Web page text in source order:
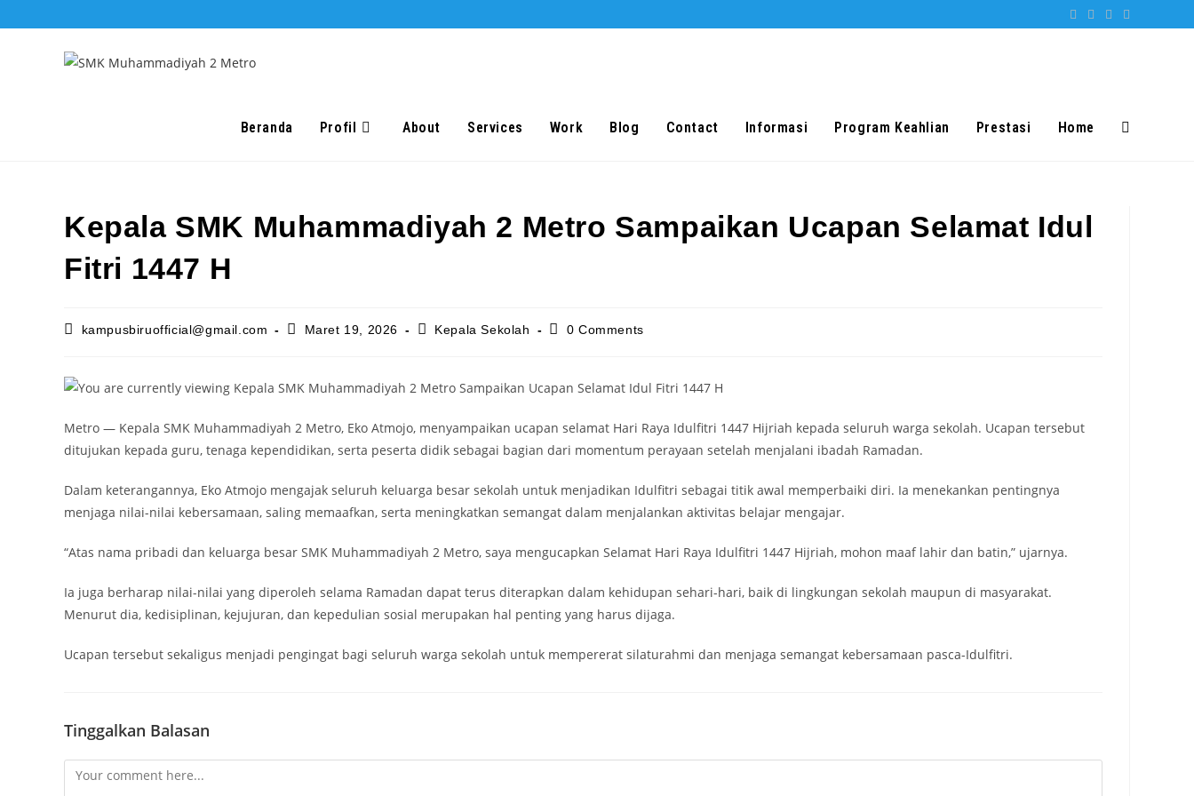
to
Beranda Profil About Services Work Blog Contact Informasi Program Keahlian Prestasi Home
Kepala SMK Muhammadiyah 2 Metro Sampaikan Ucapan Selamat Idul
Fitri 1447 H
Postkampusbiruofficial@gmail.com
PostMaret 19, 2026
PostKepala Sekolah
Post0 Comments
Metro — Kepala SMK Muhammadiyah 2 Metro, Eko Atmojo, menyampaikan ucapan selamat Hari Raya Idulfitri 1447 Hijriah kepada seluruh warga sekolah. Ucapan tersebut
ditujukan kepada guru, tenaga kependidikan, serta peserta didik sebagai bagian dari momentum perayaan setelah menjalani ibadah Ramadan.
Dalam keterangannya, Eko Atmojo mengajak seluruh keluarga besar sekolah untuk menjadikan Idulfitri sebagai titik awal memperbaiki diri. Ia menekankan pentingnya
menjaga nilai-nilai kebersamaan, saling memaafkan, serta meningkatkan semangat dalam menjalankan aktivitas belajar mengajar.
“Atas nama pribadi dan keluarga besar SMK Muhammadiyah 2 Metro, saya mengucapkan Selamat Hari Raya Idulfitri 1447 Hijriah, mohon maaf lahir dan batin,” ujarnya.
Ia juga berharap nilai-nilai yang diperoleh selama Ramadan dapat terus diterapkan dalam kehidupan sehari-hari, baik di lingkungan sekolah maupun di masyarakat.
Menurut dia, kedisiplinan, kejujuran, dan kepedulian sosial merupakan hal penting yang harus dijaga.
Ucapan tersebut sekaligus menjadi pengingat bagi seluruh warga sekolah untuk mempererat silaturahmi dan menjaga semangat kebersamaan pasca-Idulfitri.
Tinggalkan Balasan
Comment